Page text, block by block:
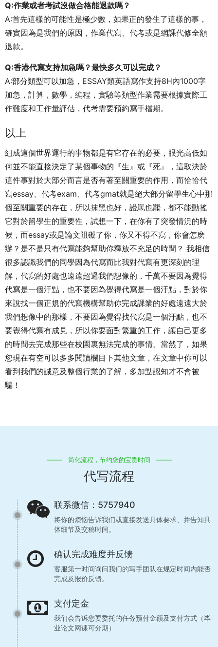
Q:作業或者考試沒做合格能退款嗎？
A:首先這樣的可能性是極少數，如果正的發生了這樣的事，
確實因為是我們的原因，作業代寫、代考或是網課代修全額
退款。
Q:香港代寫支持加急嗎？最快多久可以完成？
A:部分類型可以加急，ESSAY類英語寫作支持8H內1000字
加急，計算，數學，編程，實驗等類型作業需要根據實際工
作難度和工作量評估，代考需要預約寫手檔期。
以上
組成這個世界運行的事物都是有它存在的必要，眼光高低如
何並不能直接決定了某個事物的『生』或『死』，這取決於
這件事對於大部分而言是否有著至關重要的作用，而恰恰代
寫essay、代考exam、代考gmat就是絕大部分留學生心中那
個至關重要的存在，所以抹黑也好，謾罵也罷，都不能動搖
它對於留學生的重要性，試想一下，在你有了突發情況的時
候，而essay或是論文阻礙了你，你又不得不寫，你會怎麽
辦？是不是只有代寫能夠幫助你釋放不充足的時間？ 我相信
很多認識我們的同學因為代寫而比我對代寫有更深刻的理
解，代寫的好處也遠遠超過我們想像的，千萬不要因為覺得
代寫是一個汙點，也不要因為覺得代寫是一個汙點，對於你
來說找一個正規的代寫機構幫助你完成課業的好處遠遠大於
我們想像中的那樣，不要因為覺得找代寫是一個汙點，也不
要覺得代寫有成見，所以你要面對繁重的工作，讓自己更多
的時間去完成那些在校園裏無法完成的事情。當然了，如果
您現在有空可以多多閱讀欄目下其他文章，在文章中你可以
看到我們的誠意及整個行業的了解，多加點認知才不會被
騙！
代写流程
简化流程，节约您的宝贵时间
联系微信：5757940
将你的烦恼告诉我们或直接发送具体要求、并告知具
体细节及交稿时间。
确认完成难度并反馈
客服第一时间询问我们的写手团队在规定时间内能否
完成及报价反馈。
支付定金
我们会告诉您要委托的任务预付金额及支付方式（毕
业论文网课可分期）